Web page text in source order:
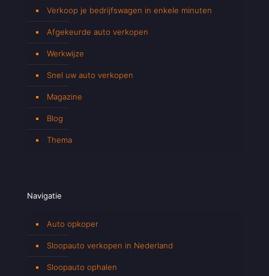
Verkoop je bedrijfswagen in enkele minuten
Afgekeurde auto verkopen
Werkwijze
Snel uw auto verkopen
Magazine
Blog
Thema
Navigatie
Auto opkoper
Sloopauto verkopen in Nederland
Sloopauto ophalen